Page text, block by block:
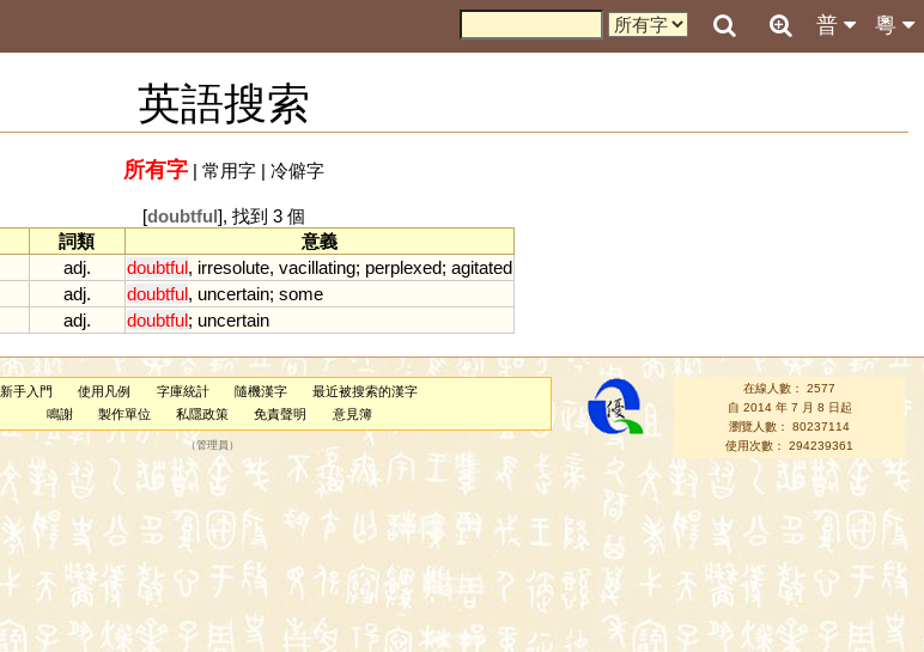
粵
普
英語搜索
所有字| 常用字| 冷僻字
[doubtful], 找到 3 個
詞類
意義
adj. doubtful, irresolute, vacillating; perplexed; agitated
adj. doubtful, uncertain; some
adj. doubtful; uncertain
新手入門 使用凡例 字庫統計 隨機漢字
最近被搜索的漢字
鳴謝
製作單位 私隱政策 免責聲明 意見簿
（管理員 ）
在線人數： 2577
自 2014 年 7 月 8 日起
瀏覽人數： 80237114
使用次數： 294239361